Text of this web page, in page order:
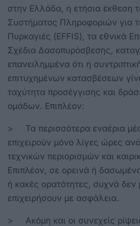
στην Ελλάδα, η ετήσια έκθεση
Συστήματος Πληροφοριών για
Πυρκαγιές (EFFIS), τα εθνικά
Σχέδια Δασοπυρόσβεσης,
επανειλημμένα ότι η
επιτυχημένων κατασβέσεων
ταχύτητα προσέγγισης και
ομάδων. Επιπλέον:
> Τα περισσότερα εναέρια
επιχειρούν μόνο λίγες ώρες
τεχνικών περιορισμών και
Επιπλέον, σε ορεινά ή
ή κακές ορατότητες, συχνά δεν
επιχειρήσουν με ασφάλεια.
> Ακόμη και οι συνεχείς